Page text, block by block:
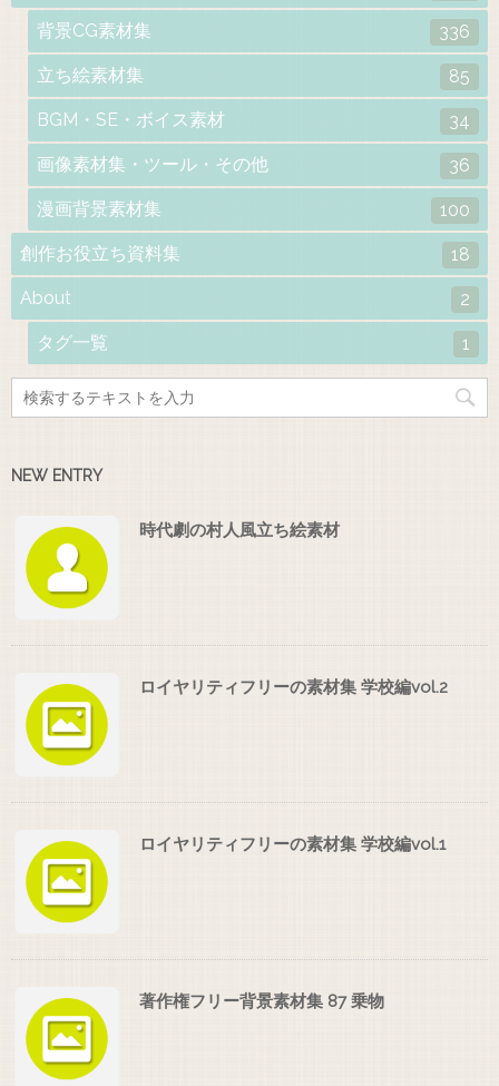
背景CG素材集 336
立ち絵素材集 85
BGM・SE・ボイス素材 34
画像素材集・ツール・その他 36
漫画背景素材集 100
創作お役立ち資料集 18
About 2
タグ一覧 1
NEW ENTRY
時代劇の村人風立ち絵素材
ロイヤリティフリーの素材集 学校編vol.2
ロイヤリティフリーの素材集 学校編vol.1
著作権フリー背景素材集 87 乗物